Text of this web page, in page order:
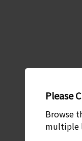
Please
Browse
multiple